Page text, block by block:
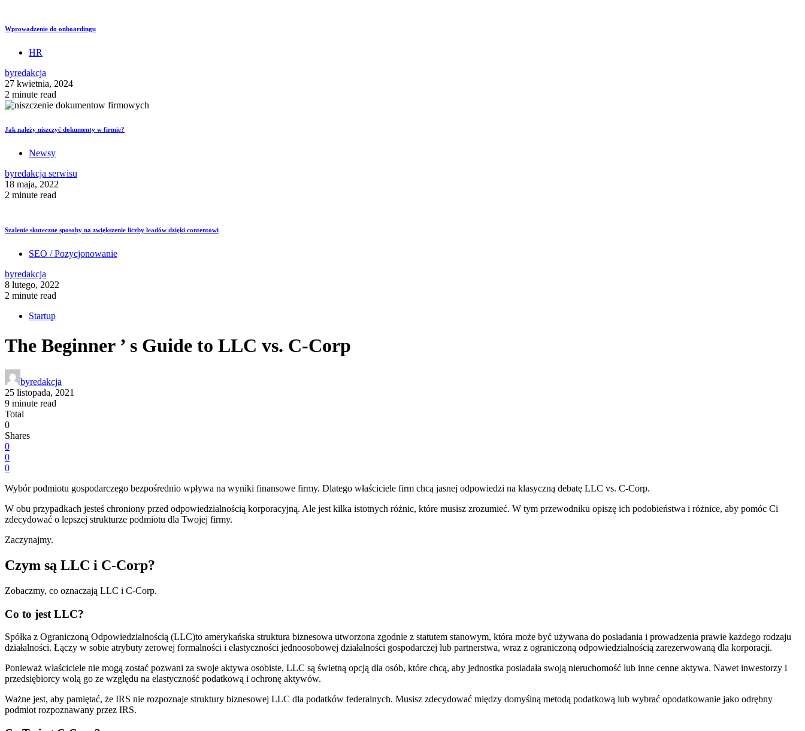
Wprowadzenie do onboardingu
HR
byredakcja
27 kwietnia, 2024
2 minute read
Jak należy niszczyć dokumenty w firmie?
Newsy
byredakcja serwisu
18 maja, 2022
2 minute read
Szalenie skuteczne sposoby na zwiększenie liczby leadów dzięki contentowi
SEO / Pozycjonowanie
byredakcja
8 lutego, 2022
2 minute read
Startup
The Beginner ’ s Guide to LLC vs. C-Corp
byredakcja
25 listopada, 2021
9 minute read
Total
0
Shares
0
0
0
Wybór podmiotu gospodarczego bezpośrednio wpływa na wyniki finansowe firmy. Dlatego właściciele firm chcą jasnej odpowiedzi na klasyczną debatę LLC vs. C-Corp.
W obu przypadkach jesteś chroniony przed odpowiedzialnością korporacyjną. Ale jest kilka istotnych różnic, które musisz zrozumieć. W tym przewodniku opiszę ich podobieństwa i różnice, aby pomóc Ci
zdecydować o lepszej strukturze podmiotu dla Twojej firmy.
Zaczynajmy.
Czym są LLC i C-Corp?
Zobaczmy, co oznaczają LLC i C-Corp.
Co to jest LLC?
Spółka z Ograniczoną Odpowiedzialnością (LLC)to amerykańska struktura biznesowa utworzona zgodnie z statutem stanowym, która może być używana do posiadania i prowadzenia prawie każdego rodzaju
działalności. Łączy w sobie atrybuty zerowej formalności i elastyczności jednoosobowej działalności gospodarczej lub partnerstwa, wraz z ograniczoną odpowiedzialnością zarezerwowaną dla korporacji.
Ponieważ właściciele nie mogą zostać pozwani za swoje aktywa osobiste, LLC są świetną opcją dla osób, które chcą, aby jednostka posiadała swoją nieruchomość lub inne cenne aktywa. Nawet inwestorzy i
przedsiębiorcy wolą go ze względu na elastyczność podatkową i ochronę aktywów.
Ważne jest, aby pamiętać, że IRS nie rozpoznaje struktury biznesowej LLC dla podatków federalnych. Musisz zdecydować między domyślną metodą podatkową lub wybrać opodatkowanie jako odrębny
podmiot rozpoznawany przez IRS.